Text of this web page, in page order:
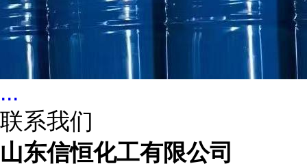
...
联系我们
山东信恒化工有限公司